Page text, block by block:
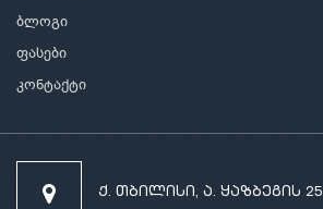
ბლოგი
ფასები
კონტაქტი
ქ. თბილისი, ა. ყაზბეგის 25